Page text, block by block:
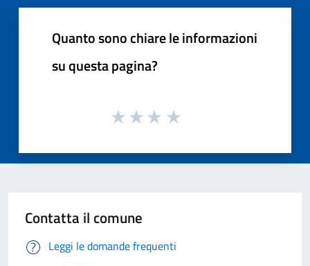
Quanto sono chiare le informazioni
su questa pagina?
Contatta il comune
Leggi le domande frequenti